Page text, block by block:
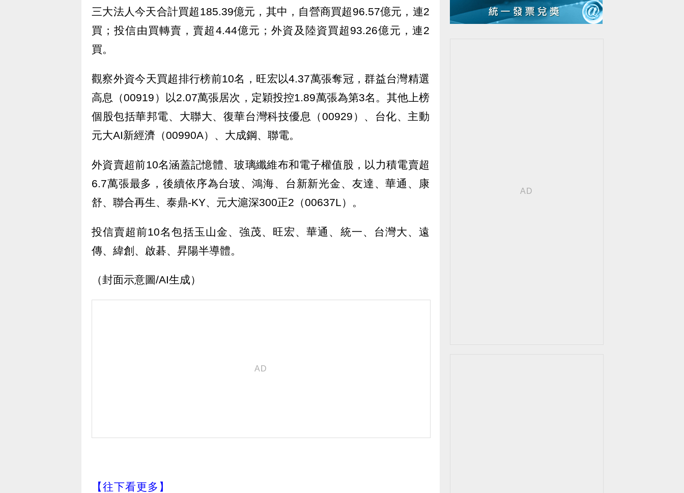
三大法人今天合計買超185.39億元，其中，自營商買超96.57億元，連2
買；投信由買轉賣，賣超4.44億元；外資及陸資買超93.26億元，連2
買。
觀察外資今天買超排行榜前10名，旺宏以4.37萬張奪冠，群益台灣精選
高息（00919）以2.07萬張居次，定穎投控1.89萬張為第3名。其他上榜
個股包括華邦電、大聯大、復華台灣科技優息（00929）、台化、主動
元大AI新經濟（00990A）、大成鋼、聯電。
外資賣超前10名涵蓋記憶體、玻璃纖維布和電子權值股，以力積電賣超
6.7萬張最多，後續依序為台玻、鴻海、台新新光金、友達、華通、康
舒、聯合再生、泰鼎-KY、元大滬深300正2（00637L）。
投信賣超前10名包括玉山金、強茂、旺宏、華通、統一、台灣大、遠
傳、緯創、啟碁、昇陽半導體。
（封面示意圖/AI生成）
【往下看更多】